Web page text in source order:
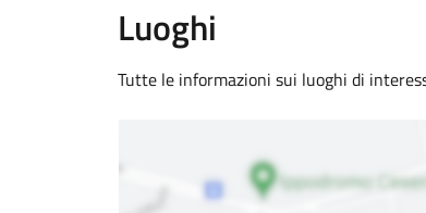
Luoghi
Tutte le informazioni sui luoghi di